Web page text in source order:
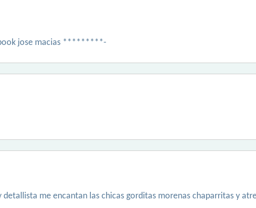
jose macias *********-
me encantan las chicas gorditas morenas chaparritas y